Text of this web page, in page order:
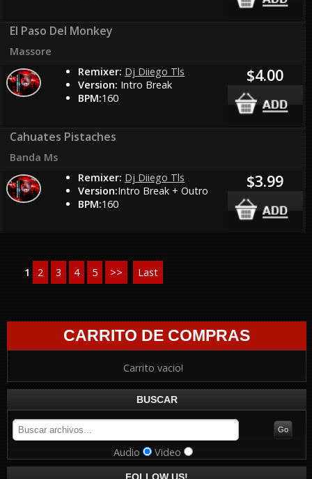
El Paso Del Monkey
Massore
Remixer: Dj Diiego Tls
Version: Intro Break
BPM:160
$4.00
Cahuates Pistaches
Banda Ms
Remixer: Dj Diiego Tls
Version:Intro Break + Outro
BPM:160
$3.99
1 2 3 4 5 >> Last
CARRITO DE COMPRAS
Carrito vacio!
BUSCAR
Audio Video